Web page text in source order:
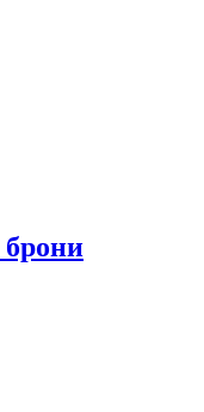
брони